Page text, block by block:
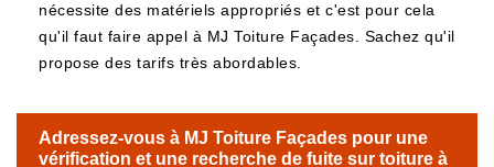
nécessite des matériels appropriés et c'est pour cela
qu'il faut faire appel à MJ Toiture Façades. Sachez qu'il
propose des tarifs très abordables.
Adressez-vous à MJ Toiture Façades pour une
vérification et une recherche de fuite sur toiture à